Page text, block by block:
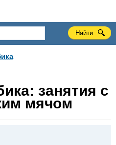
занятия с
мячом